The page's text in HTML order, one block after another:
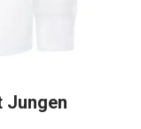
Jungen